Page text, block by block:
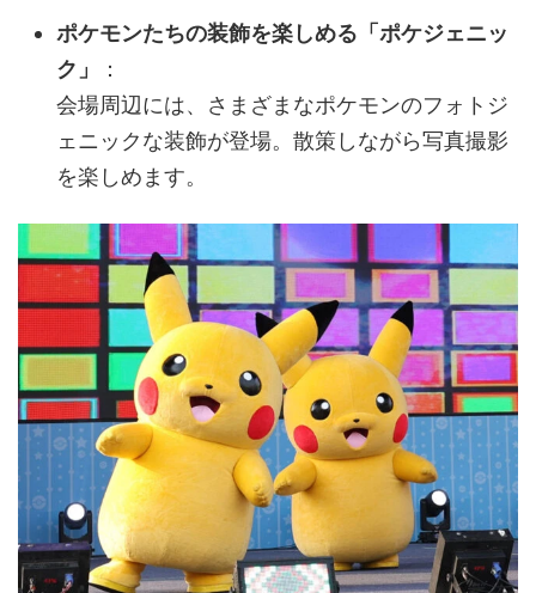
ポケモンたちの装飾を楽しめる「ポケジェニッ
ク」
：
会場周辺には、さまざまなポケモンのフォトジ
ェニックな装飾が登場。散策しながら写真撮影
を楽しめます。